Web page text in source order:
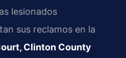
lesionados
sus reclamos en la
Clinton County